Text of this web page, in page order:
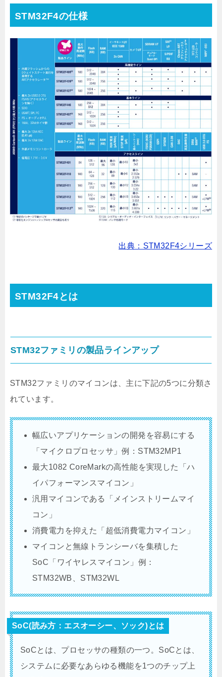
STM32F4の仕様
出典：STM32F4シリーズ
STM32F4とは
STM32ファミリの製品ラインアップ
STM32ファミリのマイコンは、主に下記の5つに分類さ
れています。
幅広いアプリケーションの開発を容易にする
「マイクロプロセッサ」例：STM32MP1
最大1082 CoreMarkの高性能を実現した「ハ
イパフォーマンスマイコン」
汎用マイコンである「メインストリームマイ
コン」
消費電力を抑えた「超低消費電力マイコン」
マイコンと無線トランシーバを集積した
SoC「ワイヤレスマイコン」例：
STM32WB、STM32WL
SoC(読み方：エスオーシー、ソック)とは
SoCとは、プロセッサの種類の一つ。SoCとは、
システムに必要なあらゆる機能を1つのチップ上